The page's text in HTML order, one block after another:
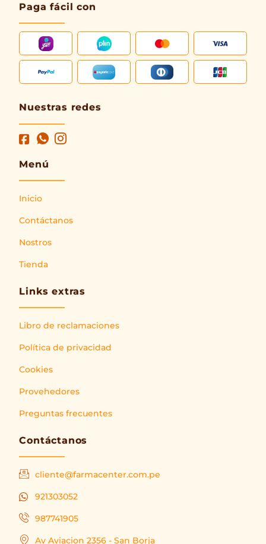
Paga fácil con
Nuestras redes
Menú
Inicio
Contáctanos
Nostros
Tienda
Links extras
Libro de reclamaciones
Política de privacidad
Cookies
Provehedores
Preguntas frecuentes
Contáctanos
cliente@farmacenter.com.pe
921303052
987741905
Av Aviacion 2356 - San Borja